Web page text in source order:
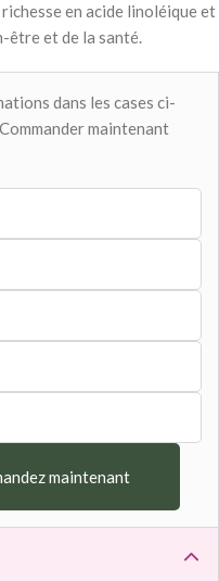
en acide linoléique et
être et de la santé.
dans les cases ci-
maintenant
maintenant